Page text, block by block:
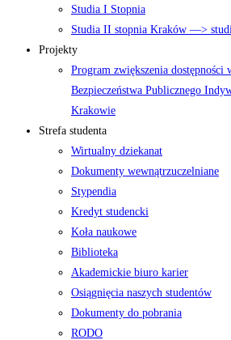
Studia I Stopnia
Studia II stopnia Kraków —>
Projekty
Program zwiększenia dostępności
Bezpieczeństwa Publicznego
Krakowie
Strefa studenta
Wirtualny dziekanat
Dokumenty wewnątrzuczelniane
Stypendia
Kredyt studencki
Koła naukowe
Biblioteka
Akademickie biuro karier
Osiągnięcia naszych studentów
Dokumenty do pobrania
RODO